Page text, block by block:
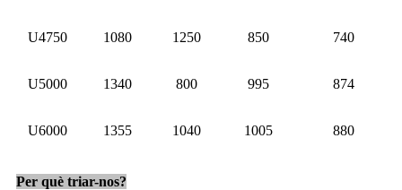
U4750 1080 1250 850 740
U5000 1340 800 995 874
U6000 1355 1040 1005 880
Per què triar-nos?